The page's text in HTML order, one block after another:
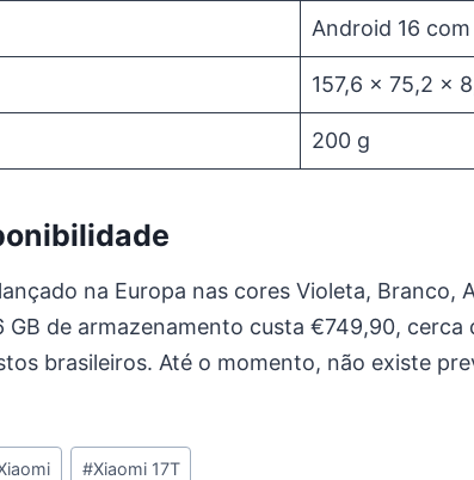
Android 16
157,6 x 75,2 x
200 g
na Europa nas cores Violeta, Branco,
GB de armazenamento custa €749,90, cerca
brasileiros. Até o momento, não existe
#Xiaomi 17T